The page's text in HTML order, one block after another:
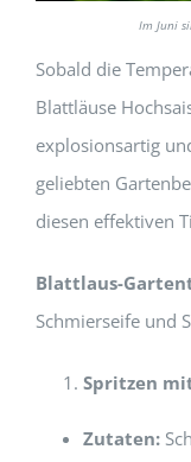
Im Juni
Sobald die
Blattläuse
explosionsartig
geliebten
diesen effektiven
Blattlaus-
Schmierseife und
Spritzen
Zutaten: